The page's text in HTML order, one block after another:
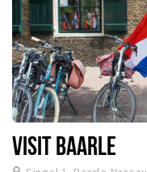
VISIT BAARLE